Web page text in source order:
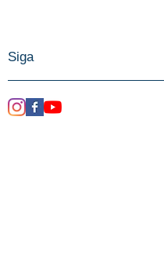
Siga